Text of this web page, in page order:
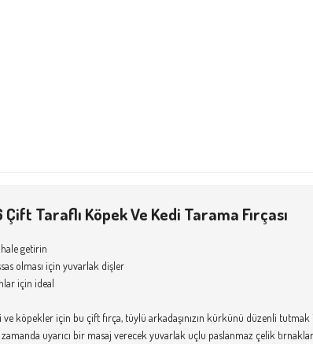
Taraflı Köpek Ve Kedi Tarama Fırçası
getirin
olması için yuvarlak dişler
için ideal
ve köpekler için bu çift fırça, tüylü arkadaşınızın kürkünü düzenli
uyarıcı bir masaj verecek yuvarlak uçlu paslanmaz çelik